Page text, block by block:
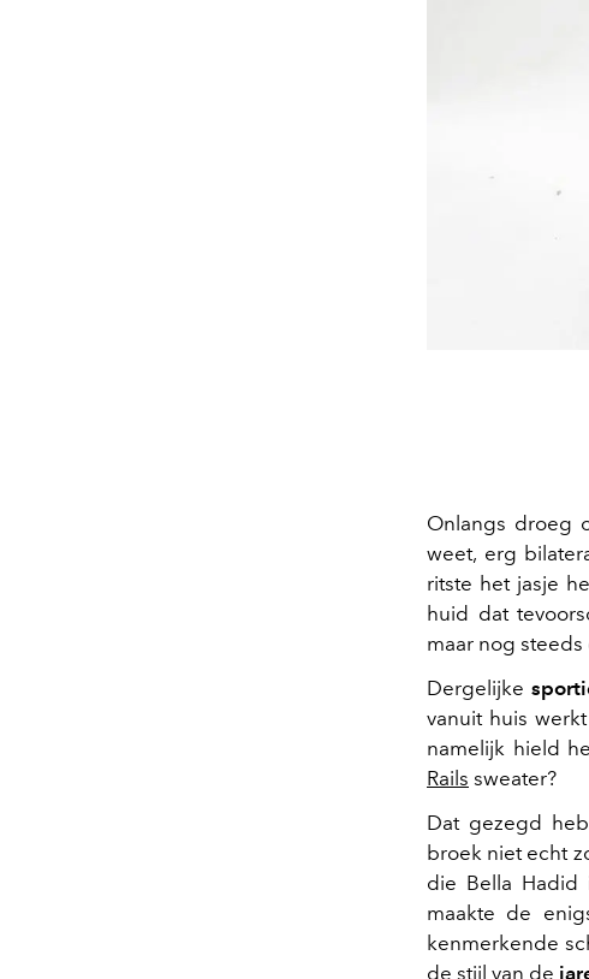
Onlangs droeg
weet, erg
ritste het jasje
huid dat
maar nog
Dergelijke
vanuit huis
namelijk hield
Rails sweater?
Dat gezegd
broek niet echt
die Bella Hadid
maakte de
kenmerkende
de stijl van de